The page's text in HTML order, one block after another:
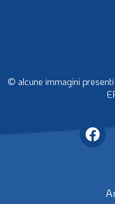
© alcune immagini